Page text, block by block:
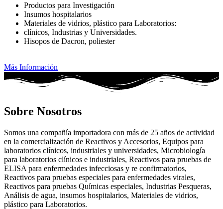
Productos para Investigación
Insumos hospitalarios
Materiales de vidrios, plástico para Laboratorios:
clínicos, Industrias y Universidades.
Hisopos de Dacron, poliester
Más Información
Sobre Nosotros
Somos una compañía importadora con más de 25 años de actividad
en la comercialización de Reactivos y Accesorios, Equipos para
laboratorios clínicos, industriales y universidades, Microbiología
para laboratorios clínicos e industriales, Reactivos para pruebas de
ELISA para enfermedades infecciosas y re confirmatorios,
Reactivos para pruebas especiales para enfermedades virales,
Reactivos para pruebas Químicas especiales, Industrias Pesqueras,
Análisis de agua, insumos hospitalarios, Materiales de vidrios,
plástico para Laboratorios.